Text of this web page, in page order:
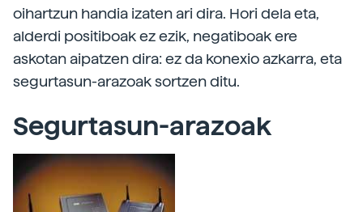
oihartzun handia izaten ari dira. Hori dela eta,
alderdi positiboak ez ezik, negatiboak ere
askotan aipatzen dira: ez da konexio azkarra, eta
segurtasun-arazoak sortzen ditu.
Segurtasun-arazoak